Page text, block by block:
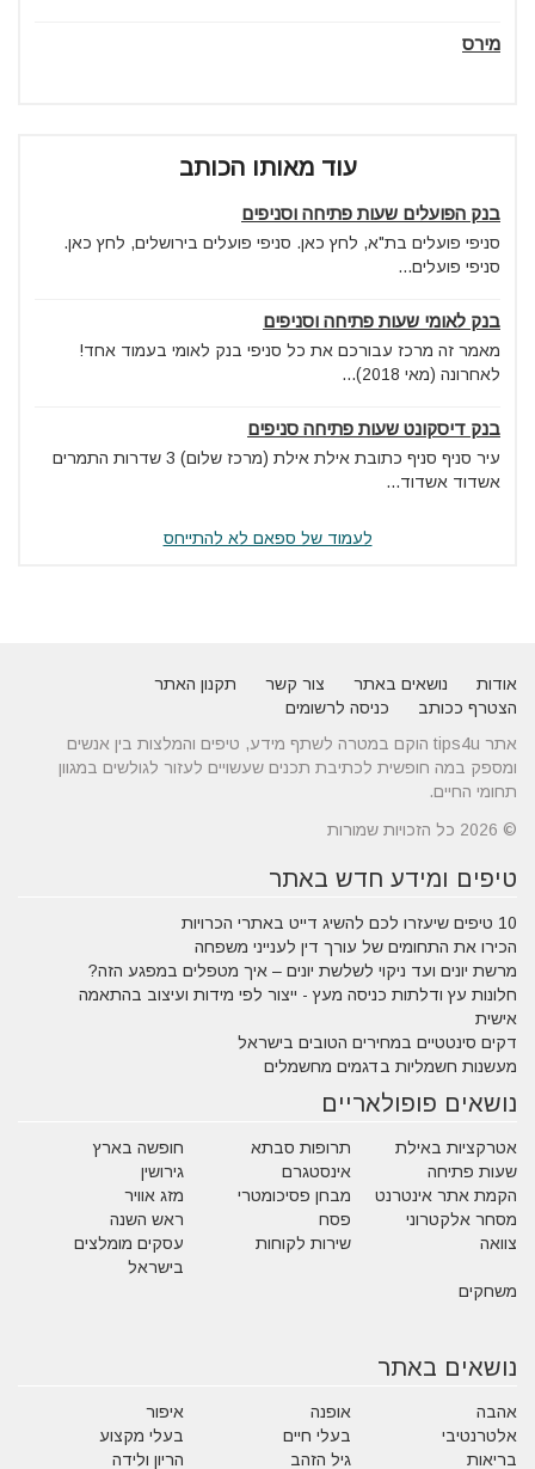
מירס
עוד מאותו הכותב
בנק הפועלים שעות פתיחה וסניפים
סניפי פועלים בת"א, לחץ כאן. סניפי פועלים בירושלים, לחץ כאן.
סניפי פועלים...
בנק לאומי שעות פתיחה וסניפים
מאמר זה מרכז עבורכם את כל סניפי בנק לאומי בעמוד אחד!
לאחרונה (מאי 2018)...
בנק דיסקונט שעות פתיחה סניפים
עיר סניף סניף כתובת אילת אילת (מרכז שלום) 3 שדרות התמרים
אשדוד אשדוד...
לעמוד של ספאם לא להתייחס
אודות נושאים באתר צור קשר
תקנון האתר
הצטרף ככותב
כניסה לרשומים
אתר tips4u הוקם במטרה לשתף מידע, טיפים והמלצות בין אנשים
ומספק במה חופשית לכתיבת תכנים שעשויים לעזור לגולשים במגוון
תחומי החיים.
© 2026 כל הזכויות שמורות
טיפים ומידע חדש באתר
10 טיפים שיעזרו לכם להשיג דייט באתרי הכרויות
הכירו את התחומים של עורך דין לענייני משפחה
מרשת יונים ועד ניקוי לשלשת יונים – איך מטפלים במפגע הזה?
חלונות עץ ודלתות כניסה מעץ - ייצור לפי מידות ועיצוב בהתאמה
אישית
דקים סינטטיים במחירים הטובים בישראל
מעשנות חשמליות בדגמים מחשמלים
נושאים פופולאריים
אטרקציות באילת תרופות סבתא
חופשה בארץ
שעות פתיחה
אינסטגרם
גירושין
הקמת אתר אינטרנט
מבחן פסיכומטרי
מזג אוויר
מסחר אלקטרוני
פסח
ראש השנה
צוואה
שירות לקוחות
עסקים מומלצים
בישראל
משחקים
נושאים באתר
אהבה אופנה
איפור
אלטרנטיבי
בעלי חיים
בעלי מקצוע
בריאות
גיל הזהב הריון ולידה